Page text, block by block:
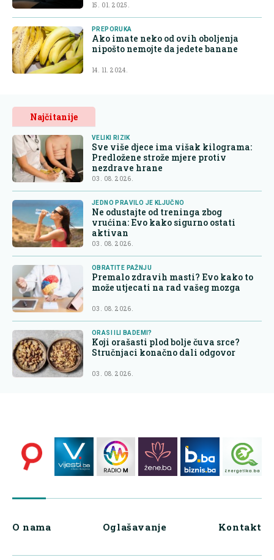
15. 01. 2025.
PREPORUKA
Ako imate neko od ovih oboljenja
nipošto nemojte da jedete banane
14. 11. 2024.
Najčitanije
VELIKI RIZIK
Sve više djece ima višak kilograma:
Predložene strože mjere protiv
nezdrave hrane
03. 08. 2026.
JEDNO PRAVILO JE KLJUČNO
Ne odustajte od treninga zbog
vrućina: Evo kako sigurno ostati
aktivan
03. 08. 2026.
OBRATITE PAŽNJU
Premalo zdravih masti? Evo kako to
može utjecati na rad vašeg mozga
03. 08. 2026.
ORASI ILI BADEMI?
Koji orašasti plod bolje čuva srce?
Stručnjaci konačno dali odgovor
03. 08. 2026.
O nama Oglašavanje Kontakt